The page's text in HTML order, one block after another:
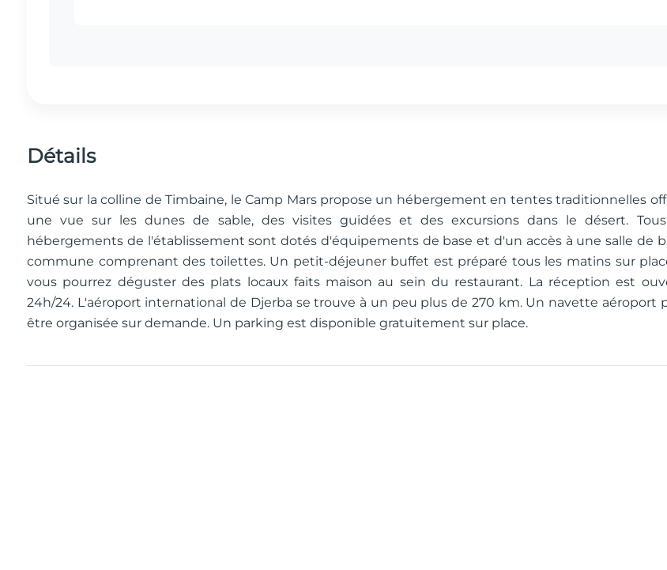
Détails
Situé sur la colline de Timbaine, le Camp Mars propose un hébergement en tentes traditionnelles
une vue sur les dunes de sable, des visites guidées et des excursions dans le désert.
hébergements de l'établissement sont dotés d'équipements de base et d'un accès à une salle de
commune comprenant des toilettes. Un petit-déjeuner buffet est préparé tous les matins sur
vous pourrez déguster des plats locaux faits maison au sein du restaurant. La réception est
24h/24. L'aéroport international de Djerba se trouve à un peu plus de 270 km. Un navette aéroport
être organisée sur demande. Un parking est disponible gratuitement sur place.